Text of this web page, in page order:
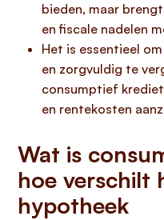
bieden, maar
en fiscale nadelen
Het is essentieel
en zorgvuldig te
consumptief
en rentekosten
Wat is
hoe verschilt
hypotheek